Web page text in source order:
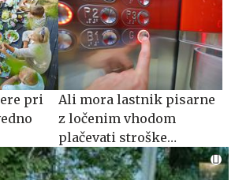
pri
Ali mora lastnik pisarne
z ločenim vhodom
plačevati stroške
upravljanja stavbe?